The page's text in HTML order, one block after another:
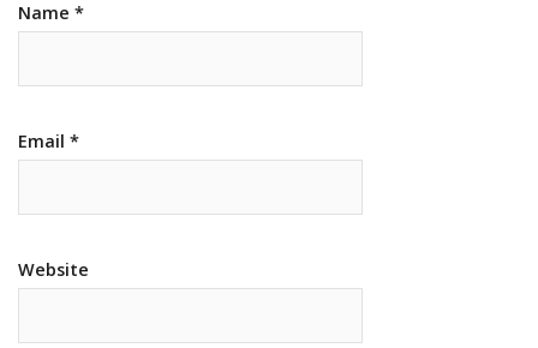
Name *
Email *
Website